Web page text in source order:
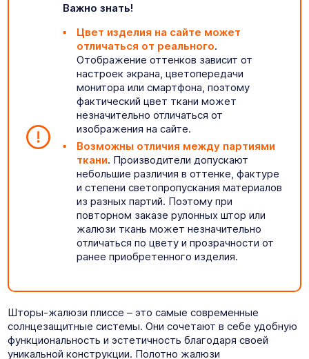
Важно знать!
Цвет изделия на сайте может
отличаться от реального.
Отображение оттенков зависит от
настроек экрана, цветопередачи
монитора или смартфона, поэтому
фактический цвет ткани может
незначительно отличаться от
изображения на сайте.
Возможны отличия между партиями
ткани. Производители допускают
небольшие различия в оттенке, фактуре
и степени светопропускания материалов
из разных партий. Поэтому при
повторном заказе рулонных штор или
жалюзи ткань может незначительно
отличаться по цвету и прозрачности от
ранее приобретенного изделия.
Шторы-жалюзи плиссе – это самые современные
солнцезащитные системы. Они сочетают в себе удобную
функциональность и эстетичность благодаря своей
уникальной конструкции. Полотно жалюзи